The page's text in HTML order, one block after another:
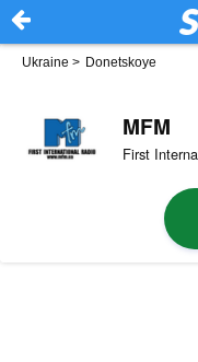
Ukraine > Donetskoye
MFM
First